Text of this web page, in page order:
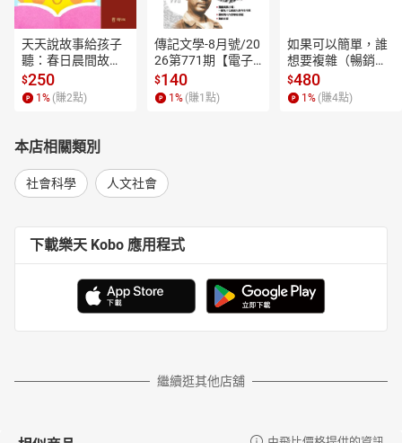
天天說故事給孩子
聽：春日晨間故事
【有聲書】
$250
1 % (賺2點)
傳記文學-8月號/20
26第771期【電子
書】
$140
1 % (賺1 點)
如果可以簡單，誰
想要複雜（暢銷經
典新編版）【電子
書】
$480
1 % (賺4點)
本店相關類別
社會科學 人文社會
下載樂天 Kobo 應用程式
繼續逛其他店舖